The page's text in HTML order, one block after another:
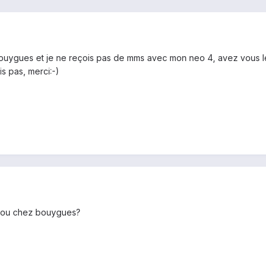
et je ne reçois pas de mms avec mon neo 4, avez
pas, merci:-)
chez bouygues?